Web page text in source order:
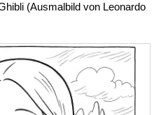
(Ausmalbild von Leonardo